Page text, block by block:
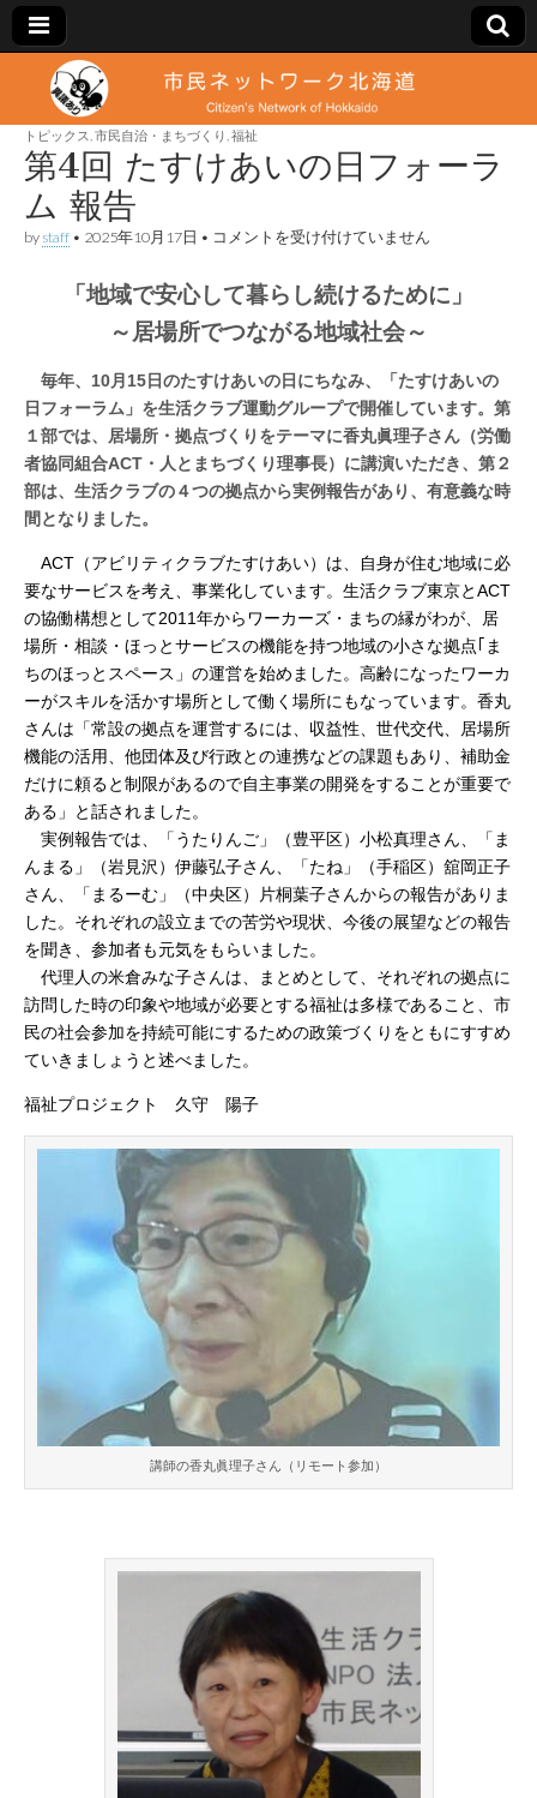
市
民
ネ
ッ
ワ
ー
ク
北
海
道
Citizen's
Network
of
Hokkaido
トピックス 市民自治・まちづくり 福祉
第4回 たすけあいの日フォーラ
ム 報告
bystaff • 2025年10月17日 • 第
た
す
け
い
の
日
フ
ォ
ー
ラ
ム
は
コメントを受け付けていません
「地域で安心して暮らし続けるために」
～居場所でつながる地域社会～
毎年、10月15日のたすけあいの日にちなみ、「たすけあいの
日フォーラム」を生活クラブ運動グループで開催しています。第
１部では、居場所・拠点づくりをテーマに香丸眞理子さん（労働
者協同組合ACT・人とまちづくり理事長）に講演いただき、第２
部は、生活クラブの４つの拠点から実例報告があり、有意義な時
間となりました。
ACT（アビリティクラブたすけあい）は、自身が住む地域に必
要なサービスを考え、事業化しています。生活クラブ東京とACT
の協働構想として2011年からワーカーズ・まちの縁がわが、居
場所・相談・ほっとサービスの機能を持つ地域の小さな拠点｢ま
ちのほっとスペース」の運営を始めました。高齢になったワーカ
ーがスキルを活かす場所として働く場所にもなっています。香丸
さんは「常設の拠点を運営するには、収益性、世代交代、居場所
機能の活用、他団体及び行政との連携などの課題もあり、補助金
だけに頼ると制限があるので自主事業の開発をすることが重要で
ある」と話されました。
実例報告では、「うたりんご」（豊平区）小松真理さん、「ま
んまる」（岩見沢）伊藤弘子さん、「たね」（手稲区）舘岡正子
さん、「まるーむ」（中央区）片桐葉子さんからの報告がありま
した。それぞれの設立までの苦労や現状、今後の展望などの報告
を聞き、参加者も元気をもらいました。
代理人の米倉みな子さんは、まとめとして、それぞれの拠点に
訪問した時の印象や地域が必要とする福祉は多様であること、市
民の社会参加を持続可能にするための政策づくりをともにすすめ
ていきましょうと述べました。
福祉プロジェクト 久守 陽子
講師の香丸眞理子さん（リモート参加）